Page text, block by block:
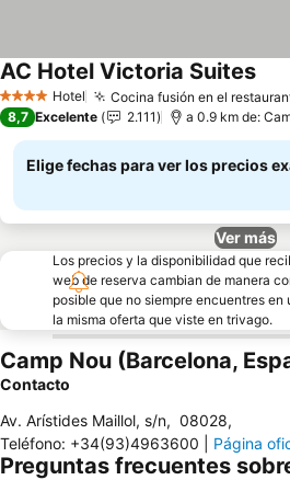
4 EstrellasHotel Cocina fusión en el
AC Hotel Victoria Suites
8,7 Excelente 2.111 a 0.9 km de:
Elige fechas para ver los precios
Ver más
Los precios y la disponibilidad que
web de reserva cambian de manera
posible que no siempre encuentres en
la misma oferta que viste en trivago.
Camp Nou (Barcelona,
Contacto
Av. Arístides Maillol, s/n, 08028,
Teléfono: +34(93)4963600 Página
Preguntas frecuentes